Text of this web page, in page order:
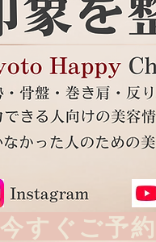
今すぐご予